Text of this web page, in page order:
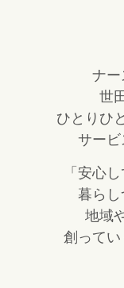
ナー
世
ひとりひ
サービ
「安心
暮らし
地域
創ってい